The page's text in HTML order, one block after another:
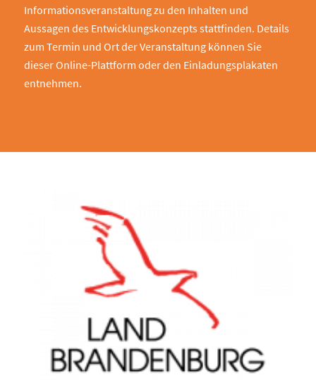
Informationsveranstaltung zu den Inhalten und
Aussagen des Entwicklungskonzepts stattfinden. Details
zum Termin und Ort der Veranstaltung können Sie
dieser Online-Plattform oder den Einladungsplakaten
entnehmen.